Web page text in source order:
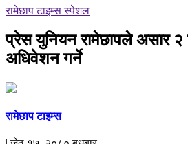
रामेछाप टाइम्स स्पेशल
प्रेस युनियन रामेछापले असार २
अधिवेशन गर्ने
रामेछाप टाइम्स